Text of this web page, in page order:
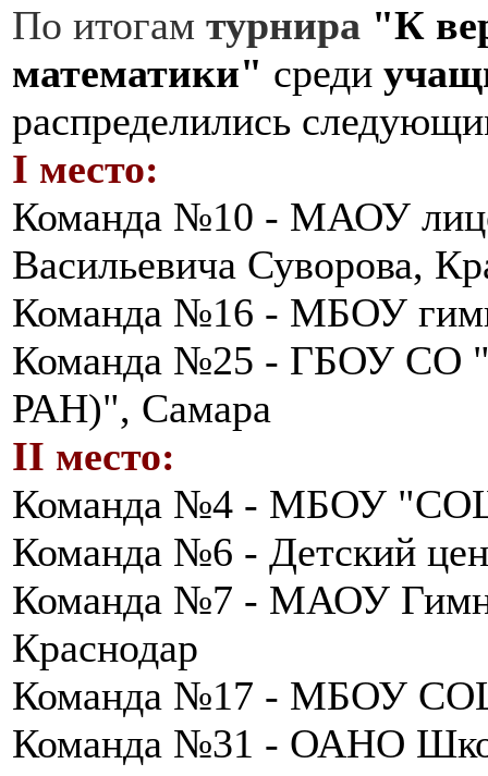
По итогам турнира "К
математики" среди
распределились
I место:
Команда №10 - МАОУ
Васильевича Суворова,
Команда №16 - МБОУ
Команда №25 - ГБОУ СО
РАН)", Самара
II место:
Команда №4 - МБОУ
Команда №6 - Детский
Команда №7 - МАОУ
Краснодар
Команда №17 - МБОУ
Команда №31 - ОАНО